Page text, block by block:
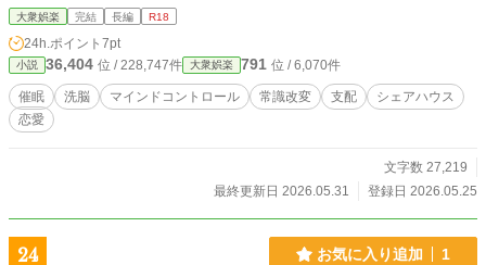
積み上げるたび、紗月の態度は少しずつ変わっていく。彼女はそのすべてを「自
分の意思」だと信じて疑わない。 だが紗月は手強い相手だ。負ければルールは
消える。勝つために戦略を練り、ゲームを選び、一文のルールに全てを懸ける
——駆け引きと支配の、甘く背徳的な恋愛ゲームが始まる。
大衆娯楽 完結 長編 R18
24h.ポイント 7pt
小説 36,404 位 / 228,747件 大衆娯楽 791 位 / 6,070件
催眠 洗脳 マインドコントロール 常識改変 支配
シェアハウス
恋愛
文字数 27,219
最終更新日 2026.05.31
登録日 2026.05.25
24 お気に入り追加 1